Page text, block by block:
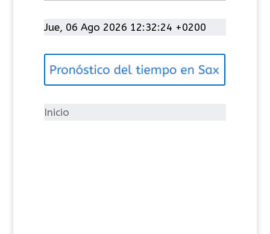
t
g
í
Jue, 06 Ago 2026 12:32:24 +0200
Inicio